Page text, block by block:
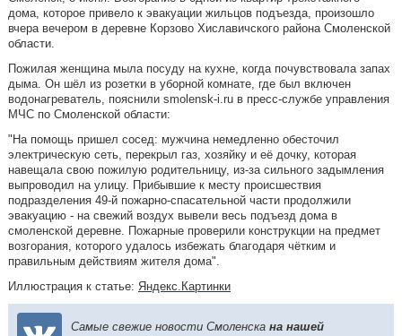
дома, которое привело к эвакуации жильцов подъезда, произошло
вчера вечером в деревне Корзово Хиславичского района Смоленской
области.
Пожилая женщина мыла посуду на кухне, когда почувствовала запах
дыма. Он шёл из розетки в уборной комнате, где был включен
водонагреватель, пояснили smolensk-i.ru в пресс-службе управления
МЧС по Смоленской области:
"На помощь пришел сосед: мужчина немедленно обесточил
электрическую сеть, перекрыл газ, хозяйку и её дочку, которая
навещала свою пожилую родительницу, из-за сильного задымления
выпроводил на улицу. Прибывшие к месту происшествия
подразделения 49-й пожарно-спасательной части продолжили
эвакуацию - на свежий воздух вывели весь подъезд дома в
смоленской деревне. Пожарные проверили конструкции на предмет
возгорания, которого удалось избежать благодаря чётким и
правильным действиям жителя дома".
Иллюстрация к статье: Яндекс.Картинки
Самые свежие новости Смоленска на нашей